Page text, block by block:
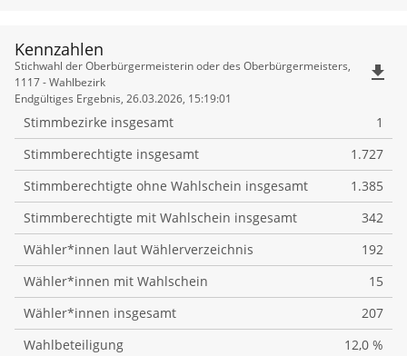
Kennzahlen
Kennzahlen
Stichwahl der Oberbürgermeisterin oder des Oberbürgermeisters,
1117 - Wahlbezirk
Endgültiges Ergebnis, 26.03.2026, 15:19:01
file_download
Stimmbezirke insgesamt
1
Stimmberechtigte insgesamt
1.727
Stimmberechtigte ohne Wahlschein insgesamt
1.385
Stimmberechtigte mit Wahlschein insgesamt
342
Wähler*innen laut Wählerverzeichnis
192
Wähler*innen mit Wahlschein
15
Wähler*innen insgesamt
207
Wahlbeteiligung
12,0 %